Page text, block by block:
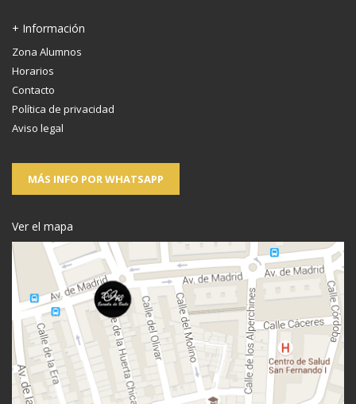
+ Información
Zona Alumnos
Horarios
Contacto
Política de privacidad
Aviso legal
MÁS INFO POR WHATSAPP
Ver el mapa